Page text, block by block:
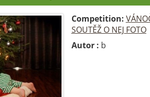
Competition:
SOUTĚŽ O NEJ FOTO
Autor : b